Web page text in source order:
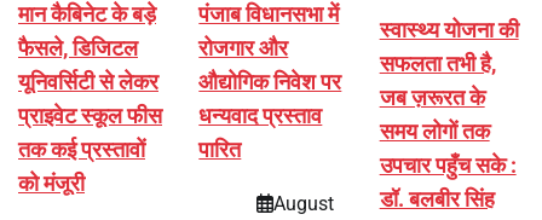
मान कैबिनेट के बड़े
फैसले, डिजिटल
यूनिवर्सिटी से लेकर
प्राइवेट स्कूल फीस
तक कई प्रस्तावों
को मंजूरी
पंजाब विधानसभा में
रोजगार और
औद्योगिक निवेश पर
धन्यवाद प्रस्ताव
पारित
August
स्वास्थ्य योजना की
सफलता तभी है,
जब ज़रूरत के
समय लोगों तक
उपचार पहुँच सके :
डॉ. बलबीर सिंह